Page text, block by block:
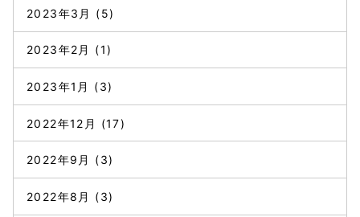
2023年3月 (5)
2023年2月 (1)
2023年1月 (3)
2022年12月 (17)
2022年9月 (3)
2022年8月 (3)